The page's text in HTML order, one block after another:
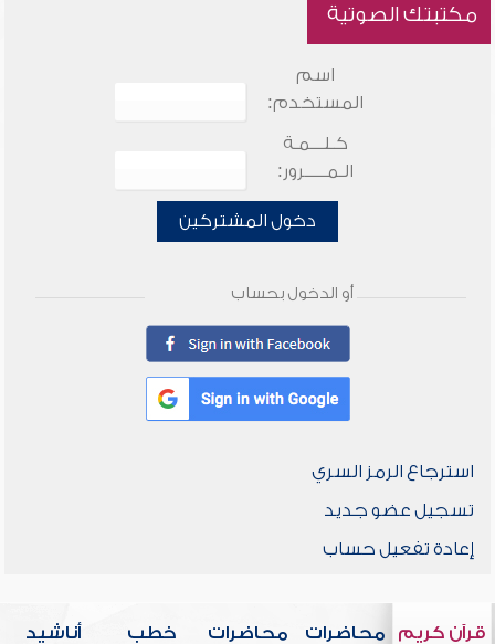
مكتبتك الصوتية
اسم
المستخدم:
كـلـــمـة
الـمـــــرور:
دخول المشتركين
أو الدخول بحساب
استرجاع الرمز السري
تسجيل عضو جديد
إعادة تفعيل حساب
قرآن كريم
محاضرات
محاضرات
خطب
أناشيد